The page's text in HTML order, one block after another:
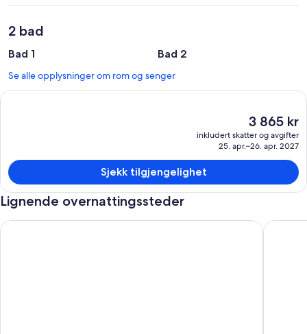
2 bad
Bad 1 Bad 2
Se alle opplysninger om rom og senger
Den
nåværende
prisen
3 865 kr
inkludert skatter og avgifter
25. apr.–26. apr. 2027
Sjekk tilgjengelighet
Lignende overnattingssteder
Downtown med utsikt over elven og parken, stille, luksuriøse,
Deluxe